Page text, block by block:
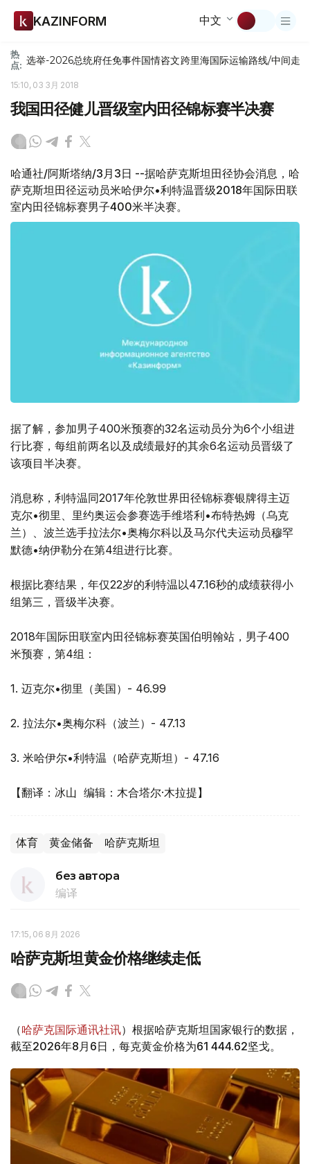
KAZINFORM 中文
热
点: 选举-2026总统府任免事件国情咨文跨里海国际运输路线/中间走廊
15:10, 03 3月 2018
我国田径健儿晋级室内田径锦标赛半决赛
哈通社/阿斯塔纳/3月3日 --据哈萨克斯坦田径协会消息，哈
萨克斯坦田径运动员米哈伊尔•利特温晋级2018年国际田联
室内田径锦标赛男子400米半决赛。
据了解，参加男子400米预赛的32名运动员分为6个小组进
行比赛，每组前两名以及成绩最好的其余6名运动员晋级了
该项目半决赛。
消息称，利特温同2017年伦敦世界田径锦标赛银牌得主迈
克尔•彻里、里约奥运会参赛选手维塔利•布特热姆（乌克
兰）、波兰选手拉法尔•奥梅尔科以及马尔代夫运动员穆罕
默德•纳伊勒分在第4组进行比赛。
根据比赛结果，年仅22岁的利特温以47.16秒的成绩获得小
组第三，晋级半决赛。
2018年国际田联室内田径锦标赛英国伯明翰站，男子400
米预赛，第4组：
1. 迈克尔•彻里（美国）- 46.99
2. 拉法尔•奥梅尔科（波兰）- 47.13
3. 米哈伊尔•利特温（哈萨克斯坦）- 47.16
【翻译：冰山 编辑：木合塔尔·木拉提】
体育 黄金储备 哈萨克斯坦
без автора
编译
17:15, 06 8月 2026
哈萨克斯坦黄金价格继续走低
（哈萨克国际通讯社讯）根据哈萨克斯坦国家银行的数据，
截至2026年8月6日，每克黄金价格为61 444.62坚戈。